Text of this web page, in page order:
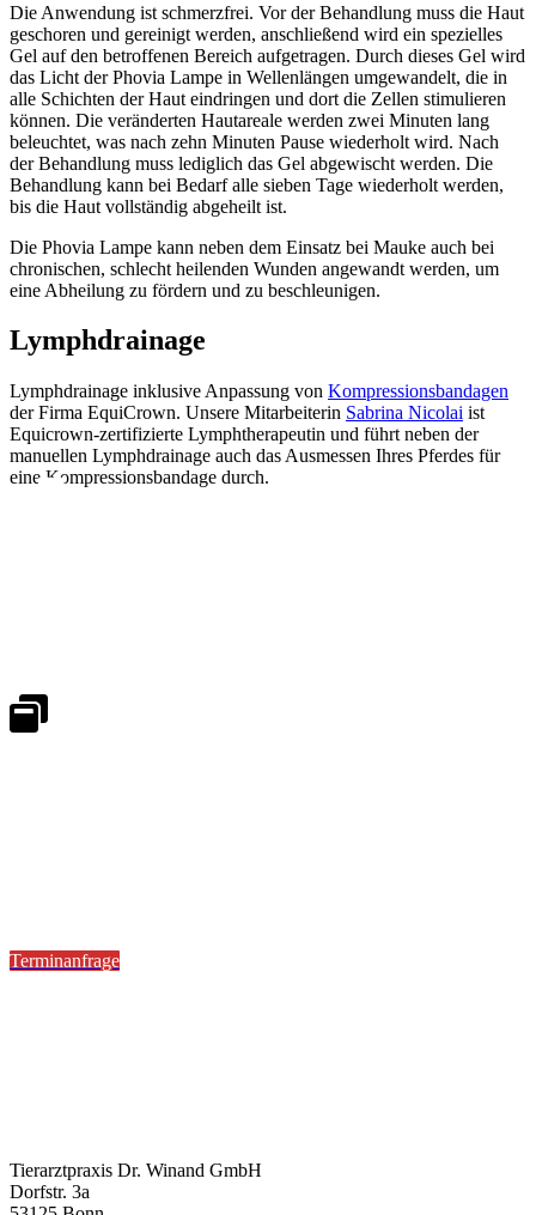
Die Anwendung ist schmerzfrei. Vor der Behandlung muss die Haut
geschoren und gereinigt werden, anschließend wird ein spezielles
Gel auf den betroffenen Bereich aufgetragen. Durch dieses Gel wird
das Licht der Phovia Lampe in Wellenlängen umgewandelt, die in
alle Schichten der Haut eindringen und dort die Zellen stimulieren
können. Die veränderten Hautareale werden zwei Minuten lang
beleuchtet, was nach zehn Minuten Pause wiederholt wird. Nach
der Behandlung muss lediglich das Gel abgewischt werden. Die
Behandlung kann bei Bedarf alle sieben Tage wiederholt werden,
bis die Haut vollständig abgeheilt ist.
Die Phovia Lampe kann neben dem Einsatz bei Mauke auch bei
chronischen, schlecht heilenden Wunden angewandt werden, um
eine Abheilung zu fördern und zu beschleunigen.
Lymphdrainage
Lymphdrainage inklusive Anpassung von Kompressionsbandagen
der Firma EquiCrown. Unsere Mitarbeiterin Sabrina Nicolai ist
Equicrown-zertifizierte Lymphtherapeutin und führt neben der
manuellen Lymphdrainage auch das Ausmessen Ihres Pferdes für
eine Kompressionsbandage durch.
Terminanfrage
Tierarztpraxis Dr. Winand GmbH
Dorfstr. 3a